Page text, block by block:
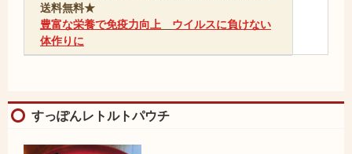
送料無料★
豊富な栄養で免疫力向上
ウイルスに負けない
体作りに
すっぽんレトルトパウチ